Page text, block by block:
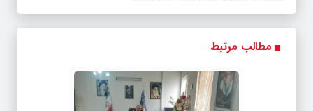
مطالب مرتبط